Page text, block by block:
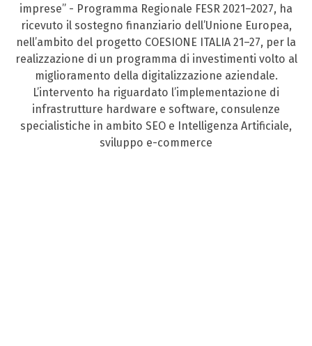
imprese” - Programma Regionale FESR 2021–2027, ha
ricevuto il sostegno finanziario dell’Unione Europea,
nell’ambito del progetto COESIONE ITALIA 21–27, per la
realizzazione di un programma di investimenti volto al
miglioramento della digitalizzazione aziendale.
L’intervento ha riguardato l’implementazione di
infrastrutture hardware e software, consulenze
specialistiche in ambito SEO e Intelligenza Artificiale,
sviluppo e-commerce